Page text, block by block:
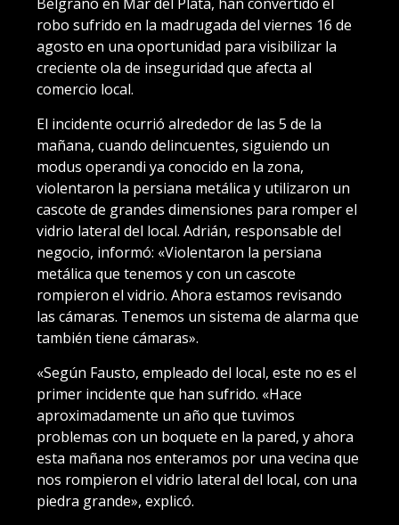
robo sufrido en la madrugada del viernes 16 de
agosto en una oportunidad para visibilizar la
creciente ola de inseguridad que afecta al
comercio local.
El incidente ocurrió alrededor de las 5 de la
mañana, cuando delincuentes, siguiendo un
modus operandi ya conocido en la zona,
violentaron la persiana metálica y utilizaron un
cascote de grandes dimensiones para romper el
vidrio lateral del local. Adrián, responsable del
negocio, informó: «Violentaron la persiana
metálica que tenemos y con un cascote
rompieron el vidrio. Ahora estamos revisando
las cámaras. Tenemos un sistema de alarma que
también tiene cámaras».
«Según Fausto, empleado del local, este no es el
primer incidente que han sufrido. «Hace
aproximadamente un año que tuvimos
problemas con un boquete en la pared, y ahora
esta mañana nos enteramos por una vecina que
nos rompieron el vidrio lateral del local, con una
piedra grande», explicó.